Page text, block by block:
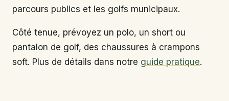
parcours publics et les golfs municipaux.
Côté tenue, prévoyez un polo, un short ou
pantalon de golf, des chaussures à crampons
soft. Plus de détails dans notre guide pratique.